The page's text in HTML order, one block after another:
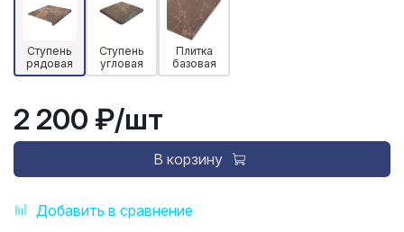
Добавить в сравнение
Ступень
рядовая
Ступень
угловая
Плитка
базовая
2 200 ₽/шт
В корзину